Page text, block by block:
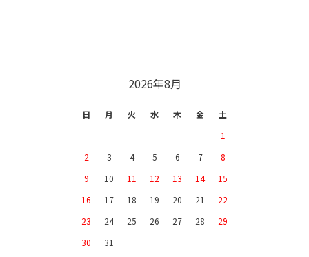
2026年8月
日 月 火 水 木 金
土
1
2
3 4 5 6 7
8
9
10 11 12 13 14
15
16
17 18 19 20 21
22
23
24 25 26 27 28
29
30
31